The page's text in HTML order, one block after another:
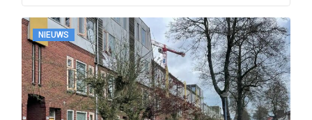
NIEUWS